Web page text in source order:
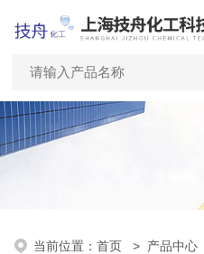
当前位置：首页 > 产品中心